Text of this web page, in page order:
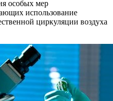
особых мер
использование
циркуляции воздуха